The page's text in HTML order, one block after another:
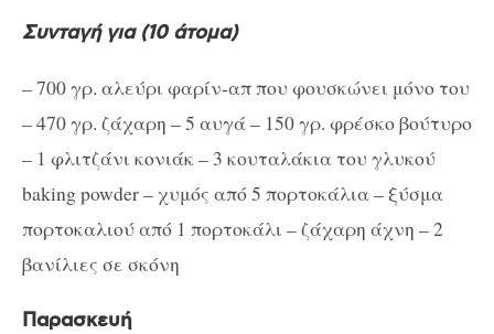
Συνταγή για (10 άτομα)
– 700 γρ. αλεύρι φαρίν-απ που φουσκώνει μόνο του
– 470 γρ. ζάχαρη – 5 αυγά – 150 γρ. φρέσκο βούτυρο
– 1 φλιτζάνι κονιάκ – 3 κουταλάκια του γλυκού
baking powder – χυμός από 5 πορτοκάλια – ξύσμα
πορτοκαλιού από 1 πορτοκάλι – ζάχαρη άχνη – 2
βανίλιες σε σκόνη
Παρασκευή